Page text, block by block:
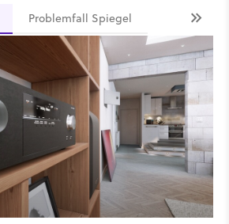
Problemfall Spiegel